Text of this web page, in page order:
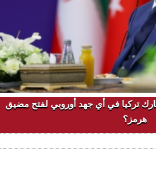
تركيا في أي جهد أوروبي لفتح مضيق
هرمز؟